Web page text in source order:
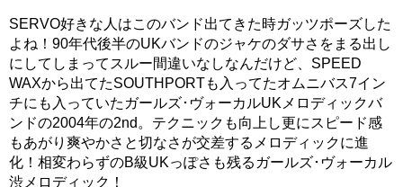
SERVO好きな人はこのバンド出てきた時ガッツポーズした
よね！90年代後半のUKバンドのジャケのダサさをまる出し
にしてしまってスルー間違いなしなんだけど、SPEED
WAXから出てたSOUTHPORTも入ってたオムニバス7イン
チにも入っていたガールズ･ヴォーカルUKメロディックバ
ンドの2004年の2nd。テクニックも向上し更にスピード感
もあがり爽やかさと切なさが交差するメロディックに進
化！相変わらずのB級UKっぽさも残るガールズ･ヴォーカル
渋メロディック！